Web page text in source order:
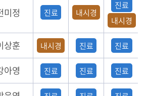
미정 진료 내시경
진료
내시경
상훈 내시경 진료 진료
아영 진료 진료 진료